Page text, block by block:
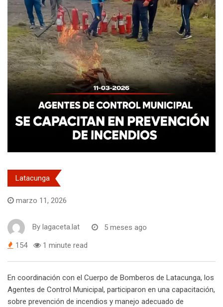
Latacunga
marzo 11, 2026
By lagaceta.lat 5 meses ago
154 1 minute read
En coordinación con el Cuerpo de Bomberos de Latacunga, los
Agentes de Control Municipal, participaron en una capacitación,
sobre prevención de incendios y manejo adecuado de